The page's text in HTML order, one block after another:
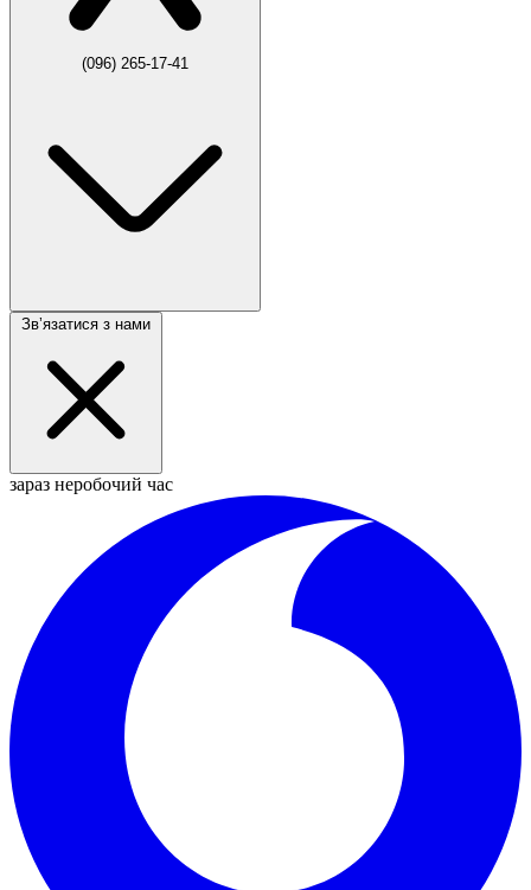
(096) 265-17-41
Звʼязатися з нами
зараз неробочий час